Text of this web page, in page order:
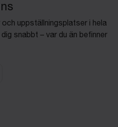
uppställningsplatser i hela
snabbt – var du än befinner